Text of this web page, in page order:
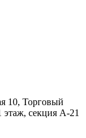
10, Торговый
этаж, секция А-21